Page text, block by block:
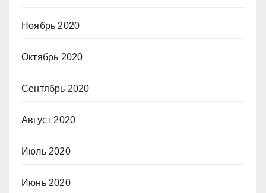
Ноябрь 2020
Октябрь 2020
Сентябрь 2020
Август 2020
Июль 2020
Июнь 2020